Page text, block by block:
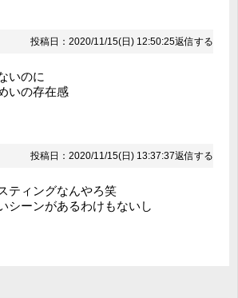
投稿日：2020/11/15(日) 12:50:25返信する
いのに
いの存在感
投稿日：2020/11/15(日) 13:37:37返信する
ティングなんやろ笑
シーンがあるわけもないし